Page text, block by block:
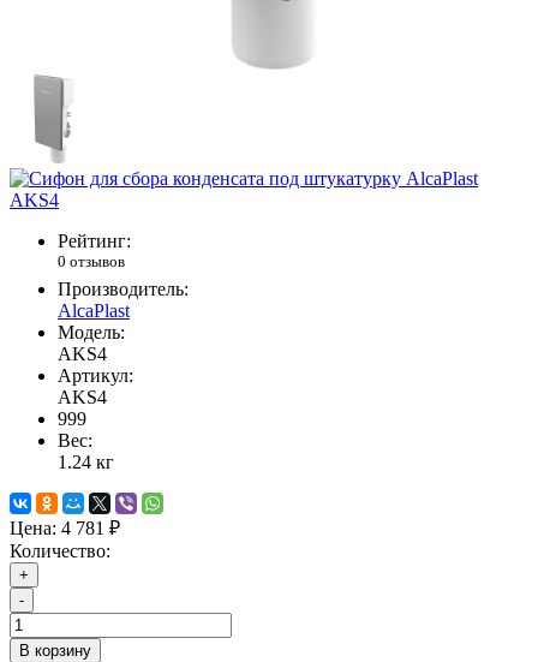
Рейтинг:
0 отзывов
Производитель:
AlcaPlast
Модель:
AKS4
Артикул:
AKS4
999
Вес:
1.24 кг
Цена: 4 781 ₽
Количество:
+
-
В корзину